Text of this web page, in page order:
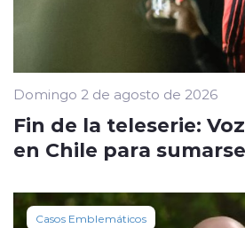
Domingo 2 de agosto de 2026
Fin de la teleserie:
en Chile para
Casos Emblemáticos